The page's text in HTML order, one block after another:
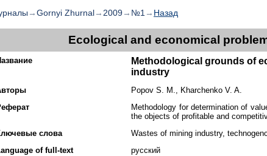
→Gornyi Zhurnal→ 2009→ №1 → Назад
Ecological and economical
Methodological grounds of
industry
Popov S. M., Kharchenko V. A.
Methodology for determination of
the objects of profitable and
слова
Wastes of mining industry,
of full-text
русский